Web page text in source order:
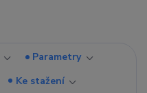
Parametry
Ke stažení